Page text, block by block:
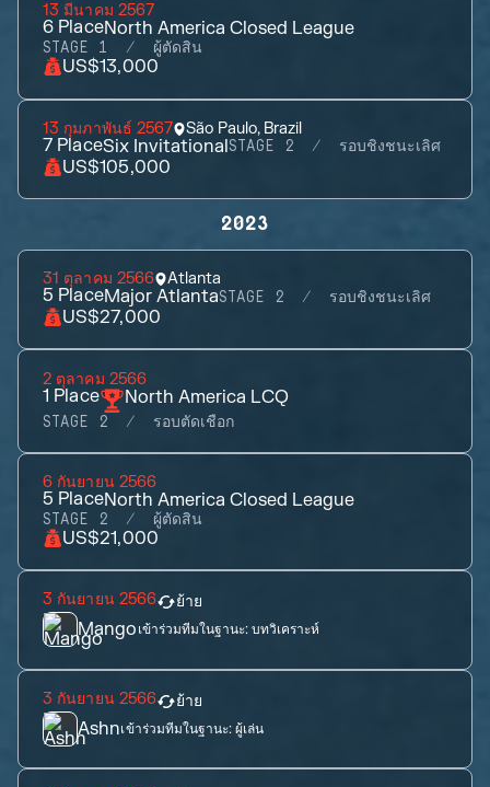
13 มีนาคม 2567
6 PlaceNorth America Closed League
STAGE 1 ผู้ตัดสิน
US$13,000
13 กุมภาพันธ์ 2567 São Paulo, Brazil
7 PlaceSix InvitationalSTAGE 2 รอบชิงชนะเลิศ
US$105,000
2023
31 ตุลาคม 2566 Atlanta
5 PlaceMajor AtlantaSTAGE 2 รอบชิงชนะเลิศ
US$27,000
2 ตุลาคม 2566
1 Place North America LCQ
STAGE 2 รอบตัดเชือก
6 กันยายน 2566
5 PlaceNorth America Closed League
STAGE 2 ผู้ตัดสิน
US$21,000
3 กันยายน 2566 ย้าย
Mangoเข้าร่วมทีมในฐานะ:บทวิเคราะห์
3 กันยายน 2566 ย้าย
Ashnเข้าร่วมทีมในฐานะ: ผู้เล่น